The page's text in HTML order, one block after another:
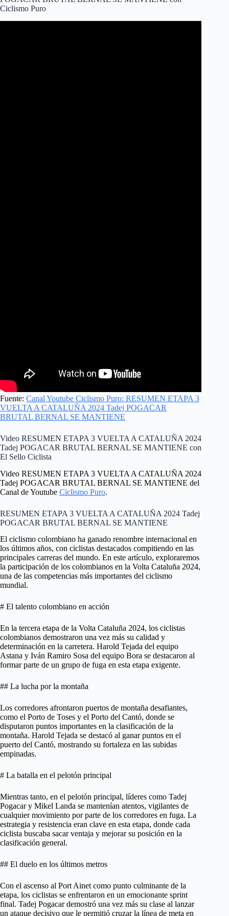
Ciclismo Puro
Fuente: Canal Youtube Ciclismo Puro: RESUMEN ETAPA 3
VUELTA A CATALUÑA 2024 Tadej POGACAR
BRUTAL BERNAL SE MANTIENE
Video RESUMEN ETAPA 3 VUELTA A CATALUÑA 2024
Tadej POGACAR BRUTAL BERNAL SE MANTIENE con
El Sello Ciclista
Video RESUMEN ETAPA 3 VUELTA A CATALUÑA 2024
Tadej POGACAR BRUTAL BERNAL SE MANTIENE del
Canal de Youtube Ciclismo Puro.
RESUMEN ETAPA 3 VUELTA A CATALUÑA 2024 Tadej
POGACAR BRUTAL BERNAL SE MANTIENE
El ciclismo colombiano ha ganado renombre internacional en
los últimos años, con ciclistas destacados compitiendo en las
principales carreras del mundo. En este artículo, exploraremos
la participación de los colombianos en la Volta Cataluña 2024,
una de las competencias más importantes del ciclismo
mundial.
# El talento colombiano en acción
En la tercera etapa de la Volta Cataluña 2024, los ciclistas
colombianos demostraron una vez más su calidad y
determinación en la carretera. Harold Tejada del equipo
Astana y Iván Ramiro Sosa del equipo Bora se destacaron al
formar parte de un grupo de fuga en esta etapa exigente.
## La lucha por la montaña
Los corredores afrontaron puertos de montaña desafiantes,
como el Porto de Toses y el Porto del Cantó, donde se
disputaron puntos importantes en la clasificación de la
montaña. Harold Tejada se destacó al ganar puntos en el
puerto del Cantó, mostrando su fortaleza en las subidas
empinadas.
# La batalla en el pelotón principal
Mientras tanto, en el pelotón principal, líderes como Tadej
Pogacar y Mikel Landa se mantenían atentos, vigilantes de
cualquier movimiento por parte de los corredores en fuga. La
estrategia y resistencia eran clave en esta etapa, donde cada
ciclista buscaba sacar ventaja y mejorar su posición en la
clasificación general.
## El duelo en los últimos metros
Con el ascenso al Port Ainet como punto culminante de la
etapa, los ciclistas se enfrentaron en un emocionante sprint
final. Tadej Pogacar demostró una vez más su clase al lanzar
un ataque decisivo que le permitió cruzar la línea de meta en